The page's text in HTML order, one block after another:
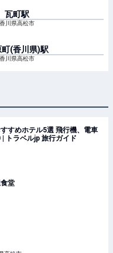
瓦町駅
香川県高松市
町(香川県)駅
香川県高松市
すめホテル5選 飛行機、電車
トラベルjp 旅行ガイド
堂